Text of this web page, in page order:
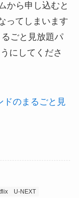
から申し込むと
ってしまいます
ごと見放題パ
にしてくださ
ドのまるごと見
U-NEXT